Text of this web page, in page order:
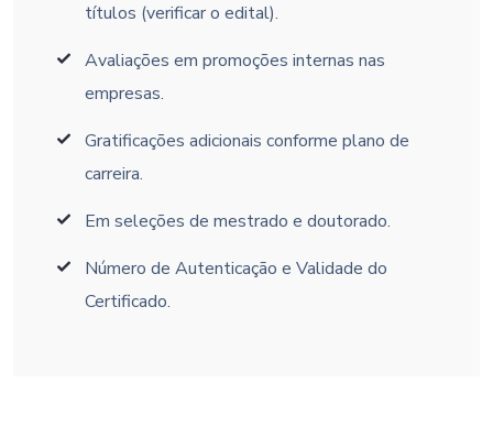
títulos (verificar o edital).
Avaliações em promoções internas nas
empresas.
Gratificações adicionais conforme plano de
carreira.
Em seleções de mestrado e doutorado.
Número de Autenticação e Validade do
Certificado.